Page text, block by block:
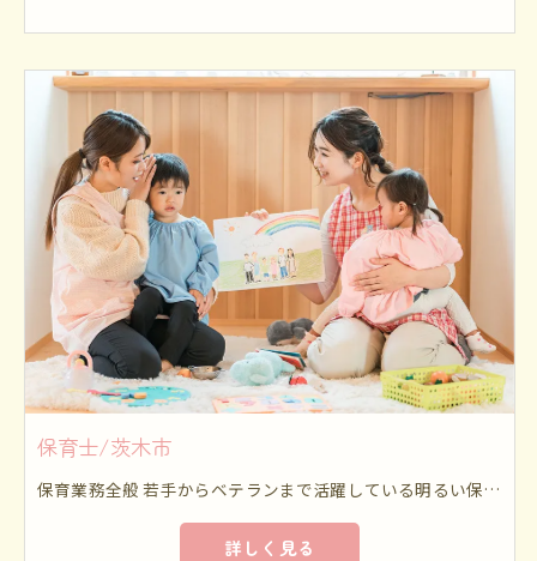
保育士/茨木市
保育業務全般 若手からベテランまで活躍している明るい保育施設です。 乳児から5歳児まで元気いっぱい楽しく過ごしています。
詳しく見る